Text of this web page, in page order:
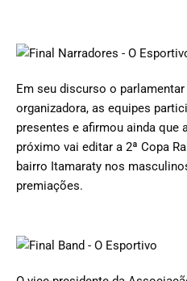
Em seu discurso o
organizadora, as equipes
presentes e afirmou ainda que
próximo vai editar a 2ª Copa
bairro Itamaraty nos
premiações.